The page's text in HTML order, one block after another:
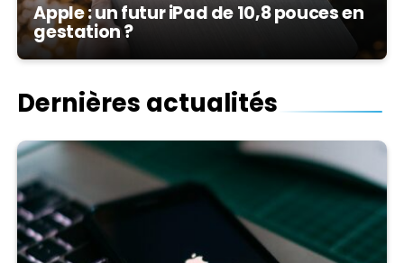
Apple : un futur iPad de 10,8 pouces en
gestation ?
Dernières actualités